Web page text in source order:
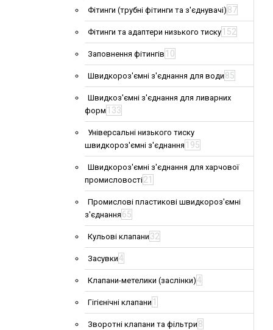
Фітинги (трубні фітинги та з'єднувачі) 87
Фітинги та адаптери низького тиску 152
Заповнення фітингів 10
Швидкороз'ємні з'єднання для води 85
Швидкоз'ємні з'єднання для ливарних
форм 133
Універсальні низького тиску
швидкороз'ємні з'єднання 195
Швидкороз'ємні з'єднання для харчової
промисловості21
Промислові пластикові швидкороз'ємні
з'єднання 65
Кульові клапани 32
Засувки4
Клапани-метелики (заслінки)4
Гігієнічні клапани 1
Зворотні клапани та фільтри 8